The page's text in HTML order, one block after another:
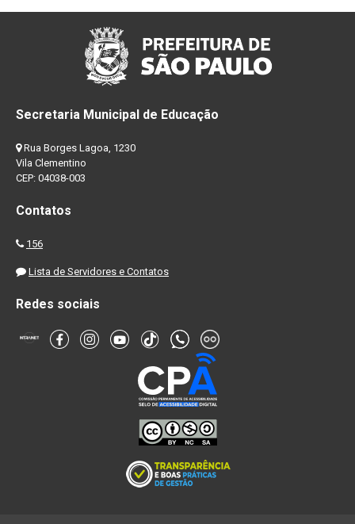
Secretaria Municipal de Educação
Rua Borges Lagoa, 1230
Vila Clementino
CEP: 04038-003
Contatos
156
Lista de Servidores e Contatos
Redes sociais